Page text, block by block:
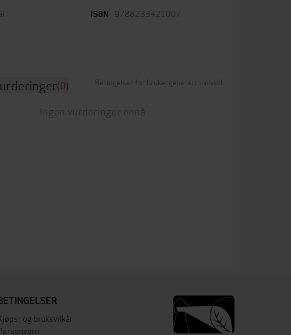
ISBN 9788233421007
(0) Betingelser for brukergenerert innhold
Ingen vurderinger ennå
og bruksvilkår